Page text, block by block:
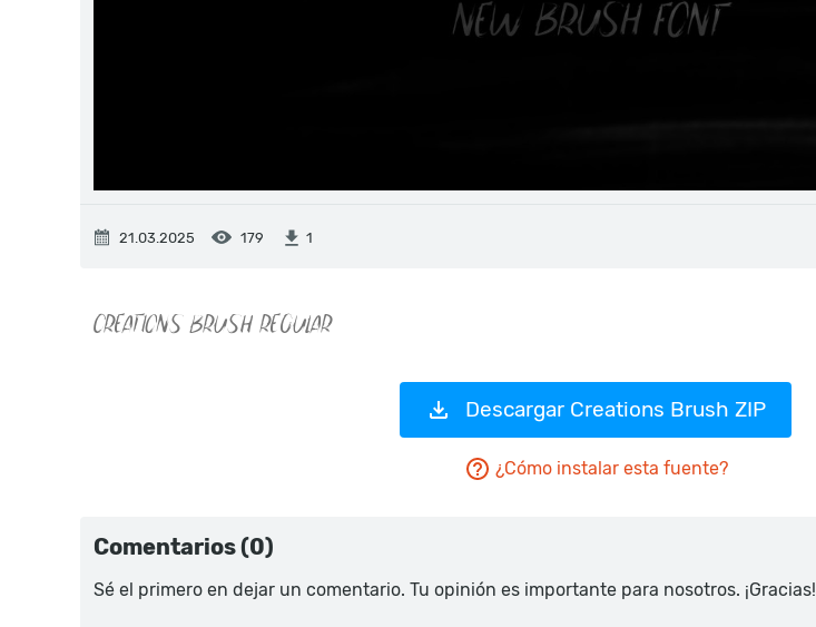
21.03.2025 179 1
Descargar Creations Brush ZIP
¿Cómo instalar esta fuente?
Comentarios (0)
Sé el primero en dejar un comentario. Tu opinión es importante para nosotros. ¡Gracias!